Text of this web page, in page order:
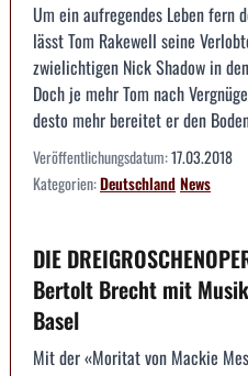
Um ein aufregendes Leben fern
lässt Tom Rakewell seine
zwielichtigen Nick Shadow in
Doch je mehr Tom nach
desto mehr bereitet er den
Veröffentlichungsdatum:17.03.2018
Kategorien:DeutschlandNews
DIE
Bertolt Brecht mit
Basel
Mit der «Moritat von Mackie